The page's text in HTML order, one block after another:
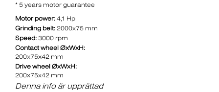
* 5 years motor guarantee
Motor power: 4,1 Hp
Grinding belt: 2000x75 mm
Speed: 3000 rpm
Contact wheel ØxWxH:
200x75x42 mm
Drive wheel ØxWxH:
200x75x42 mm
Denna info är upprättad